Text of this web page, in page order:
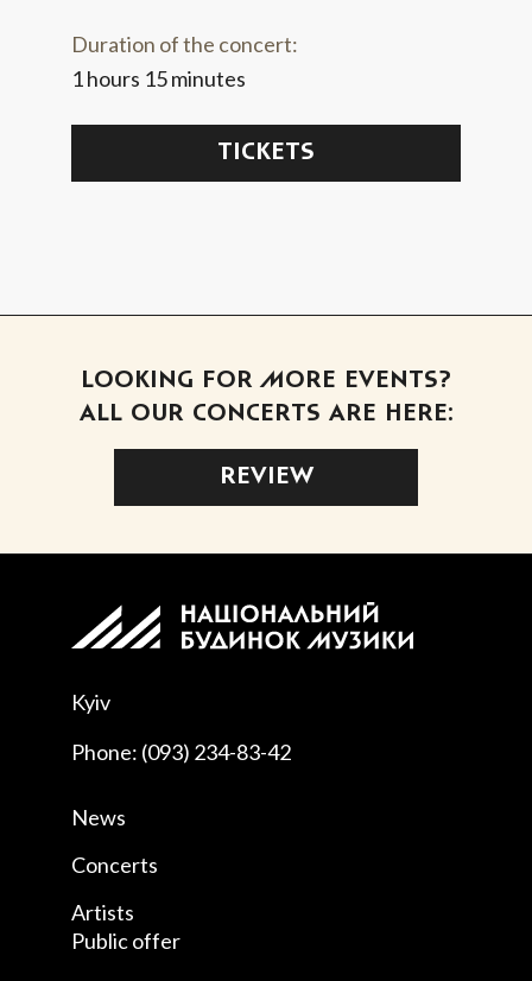
Duration of the concert:
1 hours 15 minutes
TICKETS
LOOKING FOR MORE EVENTS?
ALL OUR CONCERTS ARE HERE:
REVIEW
Kyiv
Phone: (093) 234-83-42
News
Concerts
Artists
Public offer